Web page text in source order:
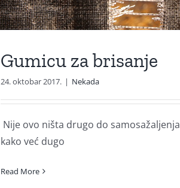
Gumicu za brisanje
24. oktobar 2017. | Nekada
Nije ovo ništa drugo do
kako već dugo
Read More